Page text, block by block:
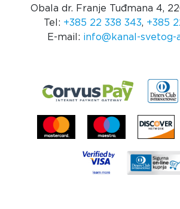
Obala dr. Franje Tuđmana 4,
Tel: +385 22 338 343, +385
E-mail: info@kanal-svetog-